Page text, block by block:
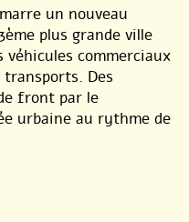
un nouveau
plus grande ville
commerciaux
Des
front par le
urbaine au rythme de